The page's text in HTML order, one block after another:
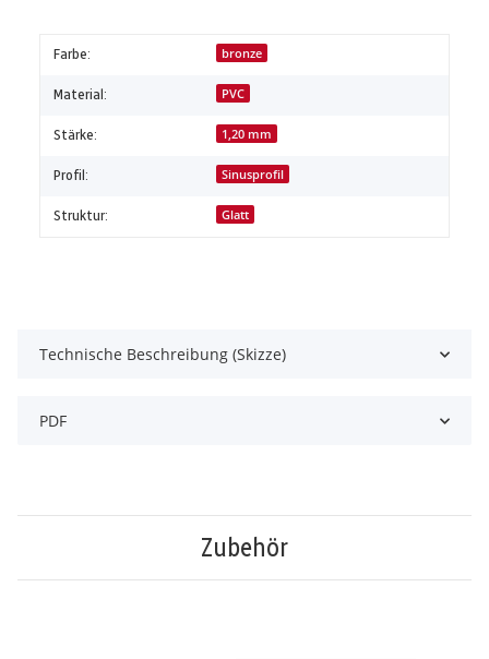
Farbe: bronze
Material: PVC
Stärke: 1,20 mm
Profil: Sinusprofil
Struktur: Glatt
Technische Beschreibung (Skizze)
PDF
Zubehör